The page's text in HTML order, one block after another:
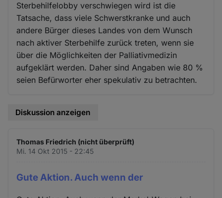
Sterbehilfelobby verschwiegen wird ist die
Tatsache, dass viele Schwerstkranke und auch
andere Bürger dieses Landes von dem Wunsch
nach aktiver Sterbehilfe zurück treten, wenn sie
über die Möglichkeiten der Palliativmedizin
aufgeklärt werden. Daher sind Angaben wie 80 %
seien Befürworter eher spekulativ zu betrachten.
Diskussion anzeigen
Thomas Friedrich (nicht überprüft)
Mi. 14 Okt 2015 - 22:45
Gute Aktion. Auch wenn der